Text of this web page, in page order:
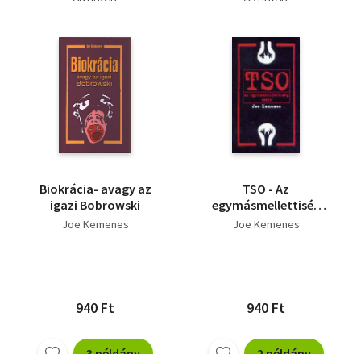
Biokrácia- avagy az
igazi Bobrowski
Joe Kemenes
940 Ft
TSO - Az
egymásmellettiség
esete
Joe Kemenes
940 Ft